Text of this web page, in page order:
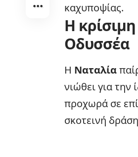
καχυποψίας.
Η
Οδυσσέα
Η Ναταλία
νιώθει για την
προχωρά σε
σκοτεινή